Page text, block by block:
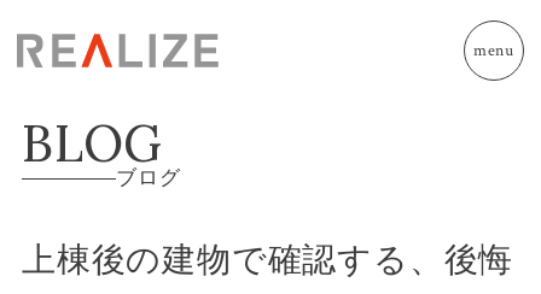
menu
BLOG
ブログ
上棟後の建物で確認する、後悔